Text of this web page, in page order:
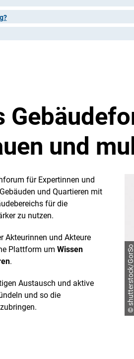
und
für Expertinnen und
und Quartieren mit
für die
zu nutzen.
Akteurinnen und Akteure
Plattform um Wissen
.
Austausch und aktive
und so die
© shutterstock/GorSo